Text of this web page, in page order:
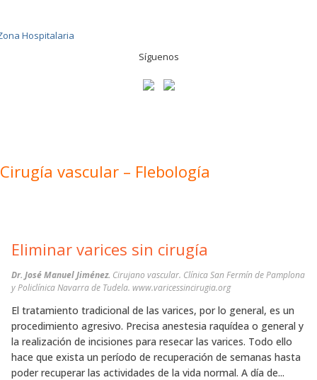
Síguenos
Cirugía vascular – Flebología
Eliminar varices sin cirugía
Dr. José Manuel Jiménez. Cirujano vascular. Clínica San Fermín de Pamplona
y Policlínica Navarra de Tudela. www.varicessincirugia.org
El tratamiento tradicional de las varices, por lo general, es un
procedimiento agresivo. Precisa anestesia raquídea o general y
la realización de incisiones para resecar las varices. Todo ello
hace que exista un período de recuperación de semanas hasta
poder recuperar las actividades de la vida normal. A día de...